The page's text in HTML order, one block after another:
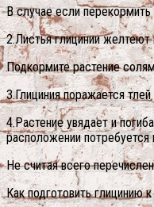
В случае если
2.Листья глицинии
Подкормите растение
3.Глициния поражается
4.Растение увядает и
расположении потребуется
Не считая всего
Как подготовить глицинию